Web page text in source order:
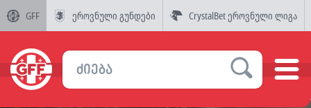
GFF ეროვნული გუნდები CrystalBet ეროვნული ლიგა